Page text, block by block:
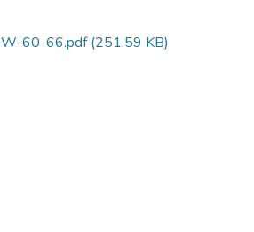
60-66.pdf(251.59 KB)